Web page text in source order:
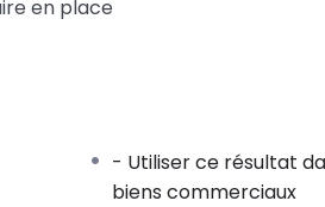
en place
- Utiliser ce résultat
biens commerciaux